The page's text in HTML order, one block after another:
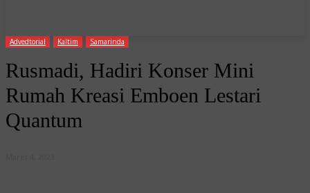
Advedtorial Kaltim Samarinda
Rusmadi, Hadiri Konser Mini
Rumah Kreasi Emboen Lestari
Quantum